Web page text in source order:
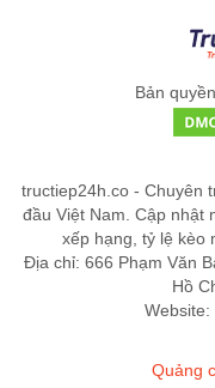
Bản
tructiep24h.co - Chuyên
đầu Việt Nam. Cập nhật
xếp hạng, tỷ lệ kèo
Địa chỉ: 666 Phạm Văn
Hồ
Website:
Quảng